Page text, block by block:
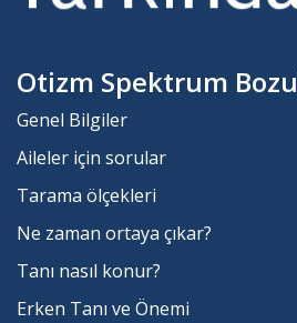
Otizm Spektrum
Genel Bilgiler
Aileler için sorular
Tarama ölçekleri
Ne zaman ortaya çıkar?
Tanı nasıl konur?
Erken Tanı ve Önemi